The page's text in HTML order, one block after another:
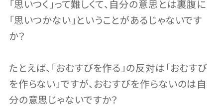
「思いつく」って難しくて、自分の意思とは裏腹に
「思いつかない」ということがあるじゃないです
か？
たとえば、「おむすびを作る」の反対は「おむすび
を作らない」ですが、おむすびを作らないのは自
分の意思じゃないですか？